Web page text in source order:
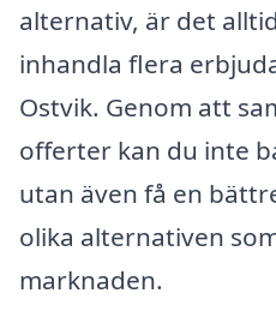
alternativ, är det
inhandla flera
Ostvik. Genom att
offerter kan du inte
utan även få en
olika alternativen
marknaden.